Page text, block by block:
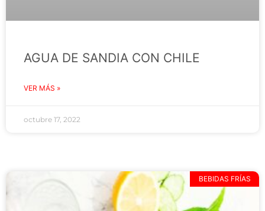
AGUA DE SANDIA CON CHILE
VER MÁS »
octubre 17, 2022
BEBIDAS FRÍAS